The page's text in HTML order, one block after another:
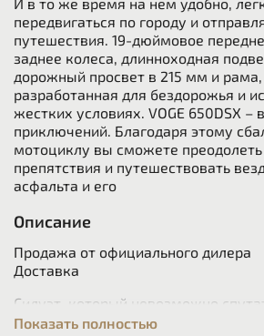
передвигаться по городу и
путешествия. 19-дюймовое
заднее колеса, длинноходная
дорожный просвет в 215 мм и
разработанная для бездорожья и
жестких условиях. VOGE 650DSX
приключений. Благодаря этому
мотоциклу вы сможете
препятствия и путешествовать
асфальта и его
Описание
Продажа от официального дилера
Доставка
Силуэт, который невозможно
вами VOGE 650DSX. Эргономика и
Показать полностью